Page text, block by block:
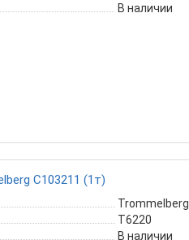
В наличии
C103211 (1т)
Trommelberg
Т6220
В наличии